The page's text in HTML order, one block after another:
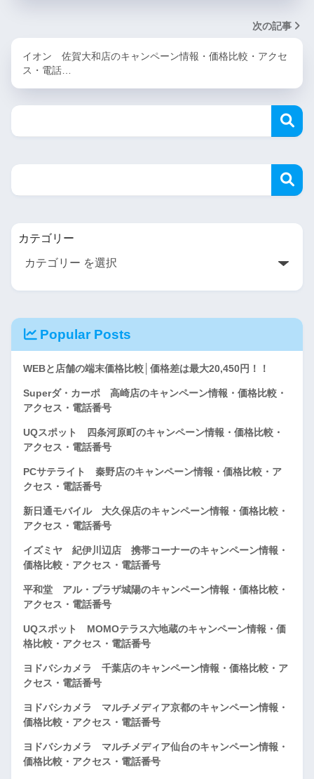
次の記事
イオン 佐賀大和店のキャンペーン情報・価格比較・アクセ
ス・電話…
カテゴリー
Popular Posts
WEBと店舗の端末価格比較│価格差は最大20,450円！！
Superダ・カーポ 高崎店のキャンペーン情報・価格比較・
アクセス・電話番号
UQスポット 四条河原町のキャンペーン情報・価格比較・
アクセス・電話番号
PCサテライト 秦野店のキャンペーン情報・価格比較・ア
クセス・電話番号
新日通モバイル 大久保店のキャンペーン情報・価格比較・
アクセス・電話番号
イズミヤ 紀伊川辺店 携帯コーナーのキャンペーン情報・
価格比較・アクセス・電話番号
平和堂 アル・プラザ城陽のキャンペーン情報・価格比較・
アクセス・電話番号
UQスポット MOMOテラス六地蔵のキャンペーン情報・価
格比較・アクセス・電話番号
ヨドバシカメラ 千葉店のキャンペーン情報・価格比較・ア
クセス・電話番号
ヨドバシカメラ マルチメディア京都のキャンペーン情報・
価格比較・アクセス・電話番号
ヨドバシカメラ マルチメディア仙台のキャンペーン情報・
価格比較・アクセス・電話番号